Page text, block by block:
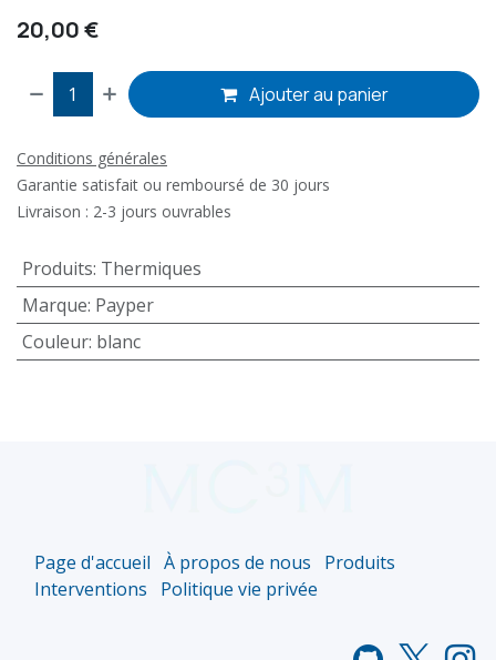
20,00€
Ajouter au panier
Conditions générales
Garantie satisfait ou remboursé de 30 jours
Livraison : 2-3 jours ouvrables
Produits: Thermiques
Marque: Payper
Couleur: blanc
Page d'accueil À propos de nous
Produits
Interventions
Politique vie privée